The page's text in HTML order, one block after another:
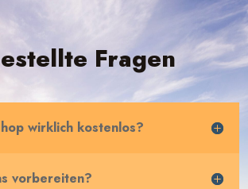
Fragen
wirklich kostenlos?
vorbereiten?